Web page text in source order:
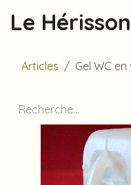
Se rendre au
Le
Articles Gel WC